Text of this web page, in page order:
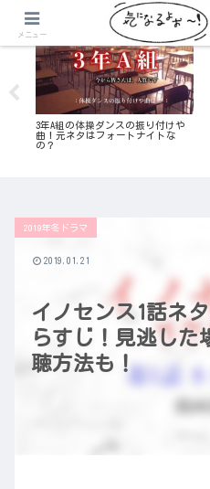
2019年冬ドラマ
3年A組の体操ダンスの振り付けや
曲！元ネタはフォートナイトな
の？
イノセンス1話ネ
らすじ！見逃した
聴方法も！
2019年冬ドラマ
2019.01.21
メニュー